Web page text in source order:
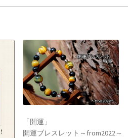
「開運」
開運ブレスレット～from2022～